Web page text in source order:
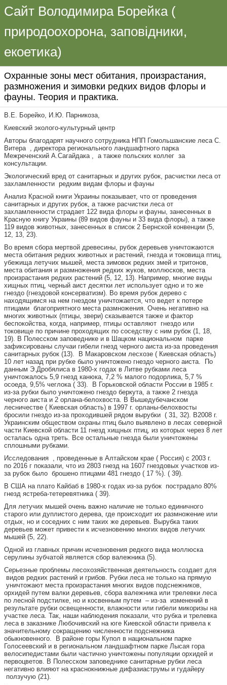
Сайт Володимира Борейка (
природоохорона, заповідники,
екоетика)
Охранные зоны мест обитания, произрастания,
размножения и зимовки редких видов флоры и
фауны. Теория и практика.
В.Е. Борейко, И.Ю. Парникоза,
Киевский эколого-культурный центр
Авторы благодарят научного сотрудника НПП Гомольшанские леса С.
Витера , директора регионального ландшафтного парка
Межреченский А.Сагайдака , а также польских коллег за
консультации.
Экологический вред от санитарных и других рубок, расчистки леса от
захламленности редким видам флоры и фауны
Анализ Красной книги Украины показывает, что от проведения
санитарных и других рубок, а также расчистки леса от
захламленности страдает 122 вида флоры и фауны, занесенных в
Красную книгу Украины (89 видов фауны и 33 вида флоры), а также
119 видов животных, занесенных в список 2 Бернской конвенции (5,
12, 13, 23).
Во время сбора мертвой древесины, рубок деревьев уничтожаются
места обитания редких животных и растений, гнезда и токовища птиц,
убежища летучих мышей, места зимовок редких змей и тритонов,
места обитания и размножения редких жуков, моллюсков, места
произрастания редких растений (5, 12, 13). Например, многие виды
хищных птиц, черный аист десятки лет использует одно и то же
гнездо (гнездовой консерватизм). Во время рубок дерево с
находящимся на нем гнездом уничтожается, что ведет к потере
птицами благоприятного места размножения. Очень негативно на
многих животных (птицы, звери) сказывается также и фактор
беспокойства, когда, например, птицы оставляют гнездо или
токовище по причине проходящих по соседству с ним рубок (1, 18,
19). В Полесском заповеднике и в Шацком национальном парке
зафиксированы случаи гибели гнезд черного аиста из-за проведения
санитарных рубок (13). В Макаровском лесхозе ( Киевская область)
10 лет назад при рубке было уничтожено гнездо черного аиста. По
данным Э.Дробялиса в 1980-х годах в Литве рубками леса
уничтожалось 5,9 гнезд канюка, 7,2 % малого подорлика, 5,7 %
осоеда, 9,5% чеглока ( 33). В Горьковской области России в 1985 г.
из-за рубки было уничтожено гнездо беркута, а также 2 гнезда
черного аиста и 2 орлана-белохвоста. В Вышедубечанском
лесничестве ( Киевская область) в 1997 г. орланы-белохвосты
бросили гнездо из-за проходившей рядом вырубки ( 31, 32). В2008 г.
Украинским обществом охраны птиц было выявлено в лесах северной
части Киевской области 11 гнезд хищных птиц, из которых через 8 лет
осталась одна треть. Все остальные гнезда были уничтожены
сплошными рубками.
Исследования , проведенные в Алтайском крае ( Россия) с 2003 г.
по 2016 г показали, что из 2803 гнезд на 1607 гнездовых участков из-
за рубок было брошено птицами 481 гнездо ( 17 %). ( 39).
В США на плато Кайбаб в 1980-х годах из-за рубок пострадало 80%
гнезд ястреба-тетеревятника ( 39).
Для летучих мышей очень важно наличие не только единичного
старого или дуплистого дерева, где происходит их размножение или
отдых, но и соседних с ним таких же деревьев. Вырубка таких
деревьев может привести к исчезновению многих видов летучих
мышей (5, 22).
Одной из главных причин исчезновения редкого вида моллюска
серулины зубчатой является сбор валежника (5).
Серьезные проблемы лесохозяйственная деятельность создает для
видов редких растений и грибов. Рубки леса не только на прямую
уничтожают места произрастания многих видов подснежников,
орхидей путем валки деревьев, сбора валежника или трелевки леса
по лесной подстилке, но и косвенным путем – из-за изменений в
результате рубки освещенности, влажности или гибели микоризы на
участке леса. Так, наши наблюдения показали, что рубка и трелевка
леса в заказнике Любочивский на юге Киевской области привела к
значительному сокращению численности подснежника
обыкновенного. В районе горы Купол в национальном парке
Голосеевский и в региональном ландшафтном парке Лысая гора
велосипедистами были частично уничтожены популяции орхидей и
первоцветов. В Полесском заповеднике санитарные рубки леса
негативно влияют на краснокнижные дифазиаструмы и гудайеру
ползучую (21).